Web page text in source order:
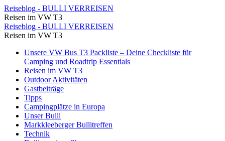
Der
Platz
von
Ernst
sehr
gemütlich
und
liebevoll
dekoriert
Reiseblog - BULLI VERREISEN
Reisen im VW T3
Der
Platz
von
Ernst
sehr
gemütlich
und
liebevoll
Reiseblog - BULLI VERREISEN
Reisen im VW T3
Skip
content
Unsere VW Bus T3 Packliste – Deine Checkliste für
Camping und Roadtrip Essentials
Reisen im VW T3
Outdoor Aktivitäten
Gastbeiträge
Tipps
Campingplätze in Europa
Unser Bulli
Markkleeberger Bullitreffen
Technik